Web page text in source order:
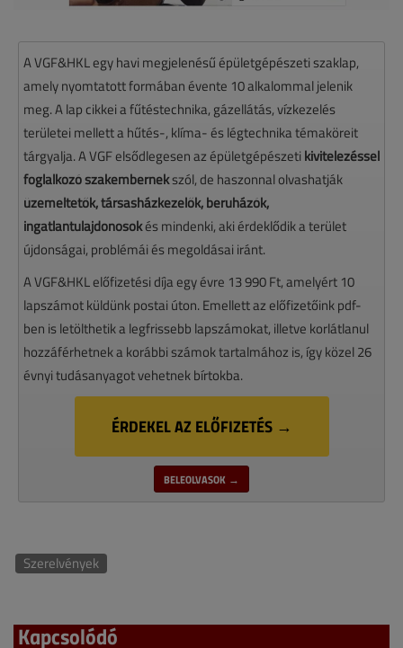
A VGF&HKL egy havi megjelenésű épületgépészeti szaklap,
amely nyomtatott formában évente 10 alkalommal jelenik
meg. A lap cikkei a fűtéstechnika, gázellátás, vízkezelés
területei mellett a hűtés-, klíma- és légtechnika témaköreit
tárgyalja. A VGF elsődlegesen az épületgépészeti kivitelezéssel
foglalkozó szakembernekszól, de haszonnal olvashatják
üzemeltetők, társasházkezelők, beruházók,
ingatlantulajdonosokés mindenki, aki érdeklődik a terület
újdonságai, problémái és megoldásai iránt.
A VGF&HKL előfizetési díja egy évre 13 990 Ft, amelyért 10
lapszámot küldünk postai úton. Emellett az előfizetőink pdf-
ben is letölthetik a legfrissebb lapszámokat, illetve korlátlanul
hozzáférhetnek a korábbi számok tartalmához is, így közel 26
évnyi tudásanyagot vehetnek bírtokba.
ÉRDEKEL AZ ELŐFIZETÉS →
BELEOLVASOK →
Szerelvények
Kapcsolódó